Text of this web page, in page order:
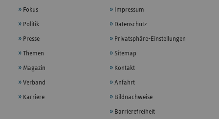
Fokus
Politik
Presse
Themen
Magazin
Verband
Karriere
Impressum
Datenschutz
Privatsphäre-Einstellungen
Sitemap
Kontakt
Anfahrt
Bildnachweise
Barrierefreiheit